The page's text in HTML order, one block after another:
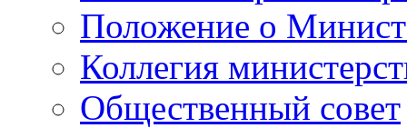
Положение о
Коллегия
Общественный совет